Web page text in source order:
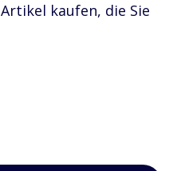
kaufen, die Sie